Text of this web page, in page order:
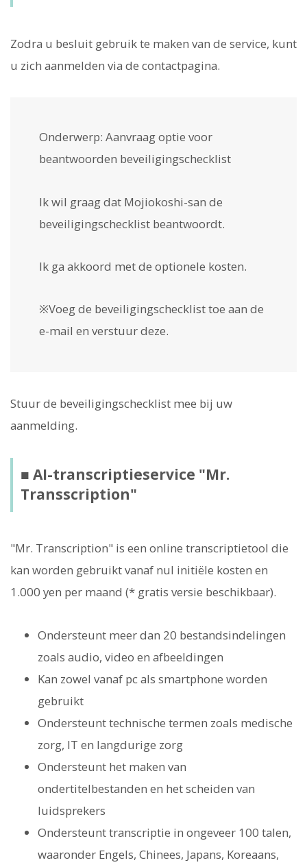
Zodra u besluit gebruik te maken van de service, kunt
u zich aanmelden via de contactpagina.
Onderwerp: Aanvraag optie voor
beantwoorden beveiligingschecklist
Ik wil graag dat Mojiokoshi-san de
beveiligingschecklist beantwoordt.
Ik ga akkoord met de optionele kosten.
※Voeg de beveiligingschecklist toe aan de
e-mail en verstuur deze.
Stuur de beveiligingschecklist mee bij uw
aanmelding.
■ AI-transcriptieservice "Mr.
Transscription"
"Mr. Transcription" is een online transcriptietool die
kan worden gebruikt vanaf nul initiële kosten en
1.000 yen per maand (* gratis versie beschikbaar).
Ondersteunt meer dan 20 bestandsindelingen
zoals audio, video en afbeeldingen
Kan zowel vanaf pc als smartphone worden
gebruikt
Ondersteunt technische termen zoals medische
zorg, IT en langdurige zorg
Ondersteunt het maken van
ondertitelbestanden en het scheiden van
luidsprekers
Ondersteunt transcriptie in ongeveer 100 talen,
waaronder Engels, Chinees, Japans, Koreaans,